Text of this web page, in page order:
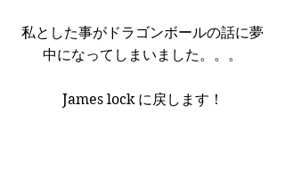
私とした事がドラゴンボールの話に夢
中になってしまいました。。。
James lock に戻します！